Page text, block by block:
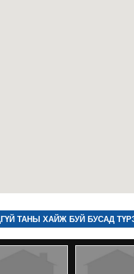
ТАНЫ ХАЙЖ БУЙ БУСАД